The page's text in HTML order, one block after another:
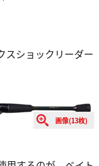
スショックリーダー
画像(13枚)